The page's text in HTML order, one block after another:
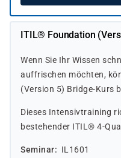
ITIL® Foundation
Wenn Sie Ihr Wissen
auffrischen möchten,
(Version 5) Bridge-Kurs
Dieses Intensivtraining
bestehender ITIL® 4-
Seminar
IL1601